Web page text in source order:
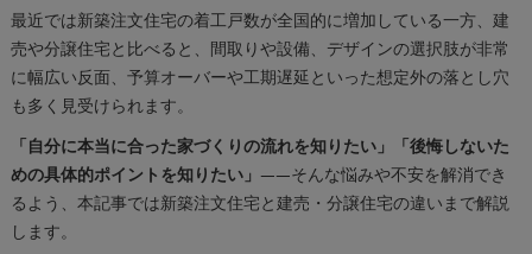
最近では新築注文住宅の着工戸数が全国的に増加している一方、建
売や分譲住宅と比べると、間取りや設備、デザインの選択肢が非常
に幅広い反面、予算オーバーや工期遅延といった想定外の落とし穴
も多く見受けられます。
「自分に本当に合った家づくりの流れを知りたい」「後悔しないた
めの具体的ポイントを知りたい」 ——そんな悩みや不安を解消でき
るよう、本記事では新築注文住宅と建売・分譲住宅の違いまで解説
します。